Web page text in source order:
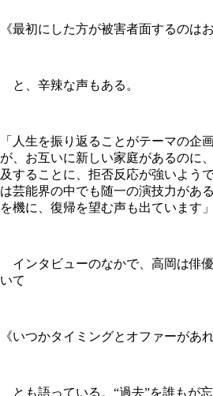
《最初にした方が被害者面するのは
と、辛辣な声もある。
「人生を振り返ることがテーマの企
が、お互いに新しい家庭があるのに
及することに、拒否反応が強いよう
は芸能界の中でも随一の演技力があ
を機に、復帰を望む声も出ています」
インタビューのなかで、高岡は俳
いて
《いつかタイミングとオファーがあれ
とも語っている。“過去”を誰もが